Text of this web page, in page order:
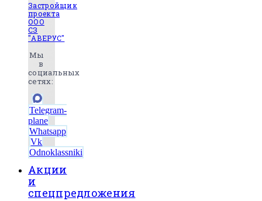
Застройщик
проекта
ООО
СЗ
"АВЕРУС"
Мы
в
социальных
сетях:
Telegram-
plane
Whatsapp
Vk
Odnoklassniki
Акции
и
спецпредложения